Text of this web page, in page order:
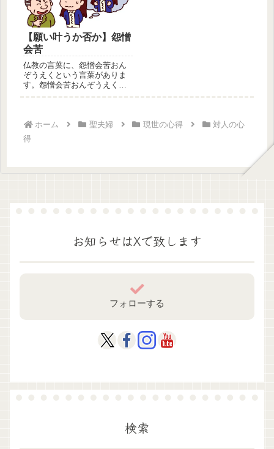
【願い叶うか否か】怨憎
会苦
仏教の言葉に、怨憎会苦おん
ぞうえくという言葉がありま
す。怨憎会苦おんぞうえくと
ホーム 聖夫婦 現世の心得
対人の心
得
お知らせはXで致します
フォローする
検索